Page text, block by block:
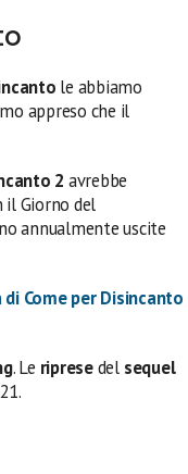
le abbiamo
appreso che il
2 avrebbe
il Giorno del
annualmente uscite
Come per Disincanto
. Le ripresedel sequel